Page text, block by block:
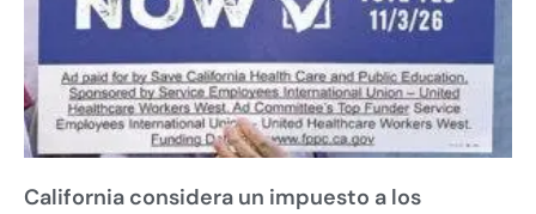
California considera un impuesto a los